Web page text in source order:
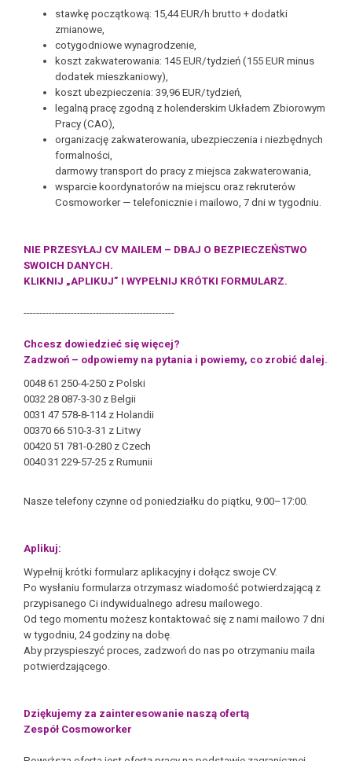
stawkę początkową: 15,44 EUR/h brutto + dodatki
zmianowe,
cotygodniowe wynagrodzenie,
koszt zakwaterowania: 145 EUR/tydzień (155 EUR minus
dodatek mieszkaniowy),
koszt ubezpieczenia: 39,96 EUR/tydzień,
egalną pracę zgodną z holenderskim Układem Zbiorowym
Pracy (CAO),
organizację zakwaterowania, ubezpieczenia i niezbędnych
formalności,
darmowy transport do pracy z miejsca zakwaterowania,
wsparcie koordynatorów na miejscu oraz rekruterów
Cosmoworker — telefonicznie i mailowo, 7 dni w tygodniu.
NIE PRZESYŁAJ CV MAILEM – DBAJ O BEZPIECZEŃSTWO
SWOICH DANYCH.
KLIKNIJ „APLIKUJ” I WYPEŁNIJ KRÓTKI FORMULARZ.
------------------------------------------------
Chcesz dowiedzieć się więcej?
Zadzwoń – odpowiemy na pytania i powiemy, co zrobić dalej.
0048 61 250-4-250 z Polski
0032 28 087-3-30 z Belgii
0031 47 578-8-114 z Holandii
00370 66 510-3-31 z Litwy
00420 51 781-0-280 z Czech
0040 31 229-57-25 z Rumunii
Nasze telefony czynne od poniedziałku do piątku, 9:00–17:00.
Aplikuj:
Wypełnij krótki formularz aplikacyjny i dołącz swoje CV.
Po wysłaniu formularza otrzymasz wiadomość potwierdzającą z
przypisanego Ci indywidualnego adresu mailowego.
Od tego momentu możesz kontaktować się z nami mailowo 7 dni
w tygodniu, 24 godziny na dobę.
Aby przyspieszyć proces, zadzwoń do nas po otrzymaniu maila
potwierdzającego.
Dziękujemy za zainteresowanie naszą ofertą
Zespół Cosmoworker